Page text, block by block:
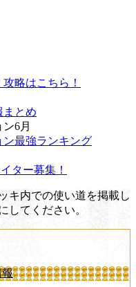
略はこちら！
まとめ
6月
ン最強ランキング
ター募集！
キ内での使い道を掲載し
してください。
報